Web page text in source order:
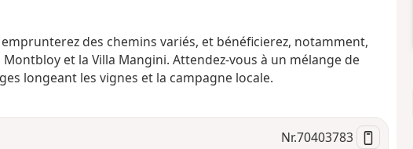
emprunterez des chemins variés, et bénéficierez, notamment,
et la Villa Mangini. Attendez-vous à un mélange de
longeant les vignes et la campagne locale.
Nr.70403783